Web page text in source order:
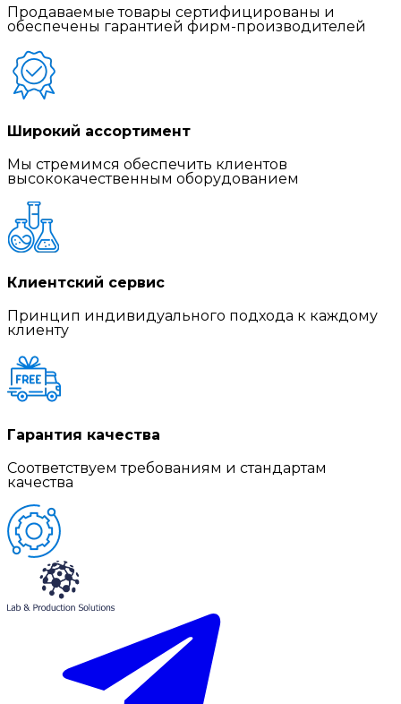
Продаваемые товары сертифицированы и
обеспечены гарантией фирм-производителей
Широкий ассортимент
Мы стремимся обеспечить клиентов
высококачественным оборудованием
Клиентский сервис
Принцип индивидуального подхода к каждому
клиенту
Гарантия качества
Соответствуем требованиям и стандартам
качества